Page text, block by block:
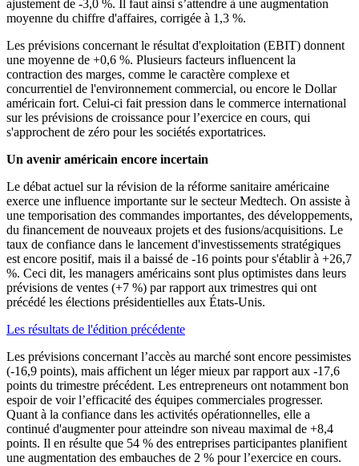
ajustement de -3,0 %. Il faut ainsi s’attendre à une augmentation
moyenne du chiffre d'affaires, corrigée à 1,3 %.
Les prévisions concernant le résultat d'exploitation (EBIT) donnent
une moyenne de +0,6 %. Plusieurs facteurs influencent la
contraction des marges, comme le caractère complexe et
concurrentiel de l'environnement commercial, ou encore le Dollar
américain fort. Celui-ci fait pression dans le commerce international
sur les prévisions de croissance pour l’exercice en cours, qui
s'approchent de zéro pour les sociétés exportatrices.
Un avenir américain encore incertain
Le débat actuel sur la révision de la réforme sanitaire américaine
exerce une influence importante sur le secteur Medtech. On assiste à
une temporisation des commandes importantes, des développements,
du financement de nouveaux projets et des fusions/acquisitions. Le
taux de confiance dans le lancement d'investissements stratégiques
est encore positif, mais il a baissé de -16 points pour s'établir à +26,7
%. Ceci dit, les managers américains sont plus optimistes dans leurs
prévisions de ventes (+7 %) par rapport aux trimestres qui ont
précédé les élections présidentielles aux États-Unis.
Les résultats de l'édition précédente
Les prévisions concernant l’accès au marché sont encore pessimistes
(-16,9 points), mais affichent un léger mieux par rapport aux -17,6
points du trimestre précédent. Les entrepreneurs ont notamment bon
espoir de voir l’efficacité des équipes commerciales progresser.
Quant à la confiance dans les activités opérationnelles, elle a
continué d'augmenter pour atteindre son niveau maximal de +8,4
points. Il en résulte que 54 % des entreprises participantes planifient
une augmentation des embauches de 2 % pour l’exercice en cours.